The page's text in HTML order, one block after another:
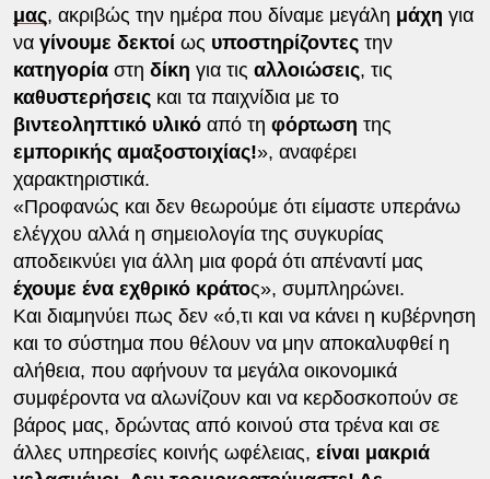
μας, ακριβώς την ημέρα που δίναμε μεγάλη μάχη για
να γίνουμε δεκτοίως υποστηρίζοντες την
κατηγορία στη δίκη για τις αλλοιώσεις, τις
καθυστερήσειςκαι τα παιχνίδια με το
βιντεοληπτικό υλικόαπό τη φόρτωση της
εμπορικής αμαξοστοιχίας!», αναφέρει
χαρακτηριστικά.
«Προφανώς και δεν θεωρούμε ότι είμαστε υπεράνω
ελέγχου αλλά η σημειολογία της συγκυρίας
αποδεικνύει για άλλη μια φορά ότι απέναντί μας
έχουμε ένα εχθρικό κράτος», συμπληρώνει.
Και διαμηνύει πως δεν «ό,τι και να κάνει η κυβέρνηση
και το σύστημα που θέλουν να μην αποκαλυφθεί η
αλήθεια, που αφήνουν τα μεγάλα οικονομικά
συμφέροντα να αλωνίζουν και να κερδοσκοπούν σε
βάρος μας, δρώντας από κοινού στα τρένα και σε
άλλες υπηρεσίες κοινής ωφέλειας, είναι μακριά